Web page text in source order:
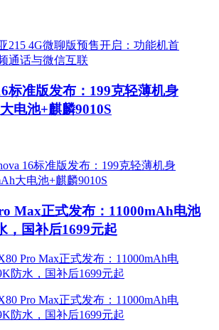
标准版发布：199克轻薄机身
电池+麒麟9010S
Max正式发布：11000mAh电池
，国补后1699元起